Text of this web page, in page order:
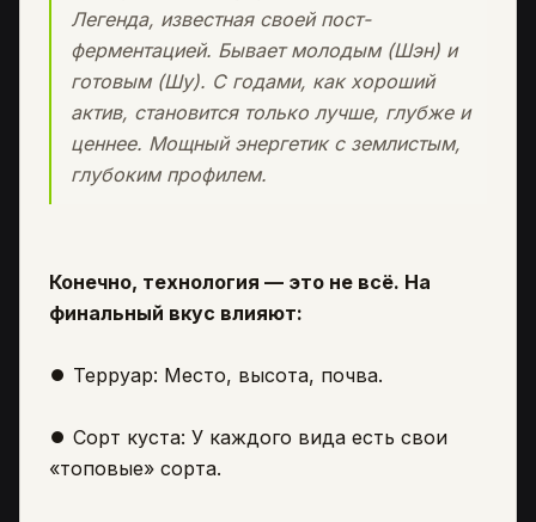
Легенда, известная своей пост-
ферментацией. Бывает молодым (Шэн) и
готовым (Шу). С годами, как хороший
актив, становится только лучше, глубже и
ценнее. Мощный энергетик с землистым,
глубоким профилем.
Конечно, технология — это не всё. На
финальный вкус влияют:
⏺️ Терруар: Место, высота, почва.
⏺️ Сорт куста: У каждого вида есть свои
«топовые» сорта.